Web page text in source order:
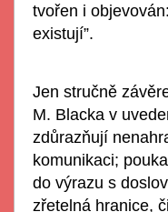
tvořen i
existují”.
Jen stručně
M. Blacka v
zdůrazňují
komunikaci;
do výrazu s
zřetelná hranice,